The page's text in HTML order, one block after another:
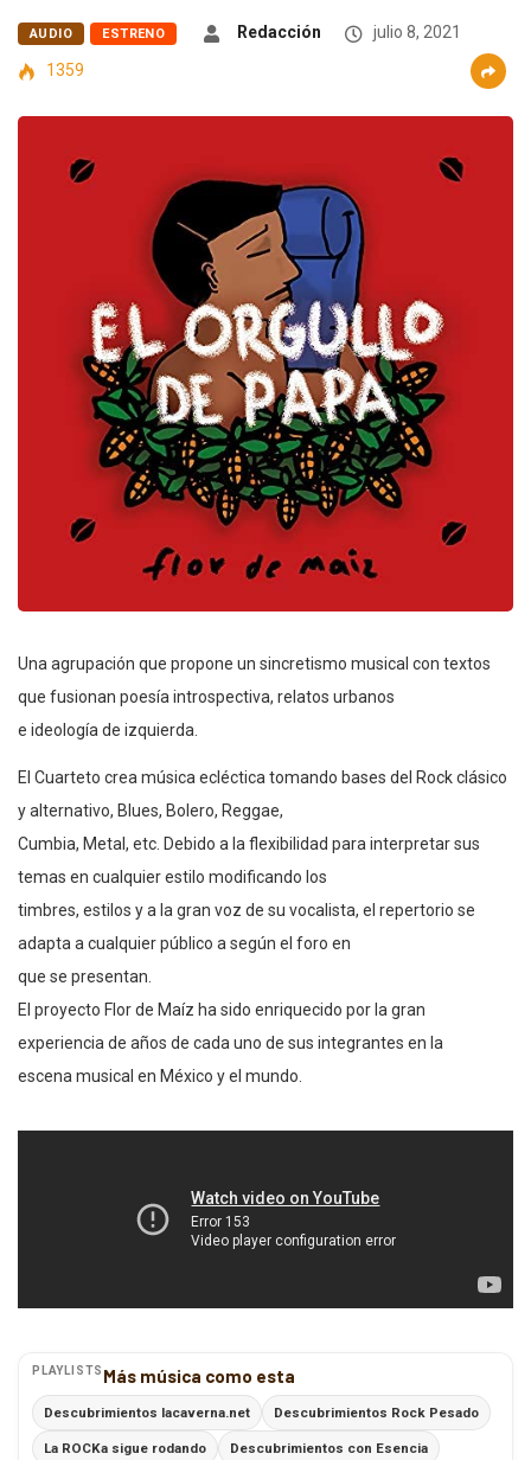
AUDIO ESTRENO Redacción
julio 8, 2021
1359
Una agrupación que propone un sincretismo musical con textos
que fusionan poesía introspectiva, relatos urbanos
e ideología de izquierda.
El Cuarteto crea música ecléctica tomando bases del Rock clásico
y alternativo, Blues, Bolero, Reggae,
Cumbia, Metal, etc. Debido a la flexibilidad para interpretar sus
temas en cualquier estilo modificando los
timbres, estilos y a la gran voz de su vocalista, el repertorio se
adapta a cualquier público a según el foro en
que se presentan.
El proyecto Flor de Maíz ha sido enriquecido por la gran
experiencia de años de cada uno de sus integrantes en la
escena musical en México y el mundo.
PLAYLISTS Más música como esta
Descubrimientos lacaverna.net Descubrimientos Rock Pesado
La ROCKa sigue rodando Descubrimientos con Esencia